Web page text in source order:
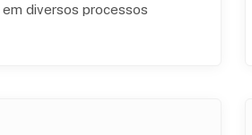
diversos processos